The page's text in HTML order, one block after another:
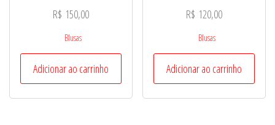
R$ 150,00
Blusas
Adicionar ao carrinho
R$ 120,00
Blusas
Adicionar ao carrinho